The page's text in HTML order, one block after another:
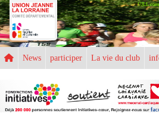
UJLL
News participer La vie du club
Panneau de gestion des cookies